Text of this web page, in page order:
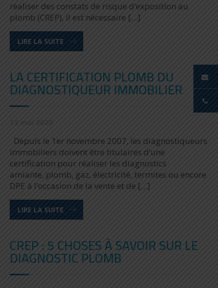
réaliser des constats de risque d’exposition au
plomb (CREP), il est nécessaire […]
LIRE LA SUITE
LA CERTIFICATION PLOMB DU
DIAGNOSTIQUEUR IMMOBILIER
Depuis le 1er novembre 2007, les diagnostiqueurs
immobiliers doivent être titulaires d’une
certification pour réaliser les diagnostics
amiante, plomb, gaz, électricité, termites ou encore
DPE à l’occasion de la vente et de […]
LIRE LA SUITE
CREP : 5 CHOSES À SAVOIR SUR LE
DIAGNOSTIC PLOMB